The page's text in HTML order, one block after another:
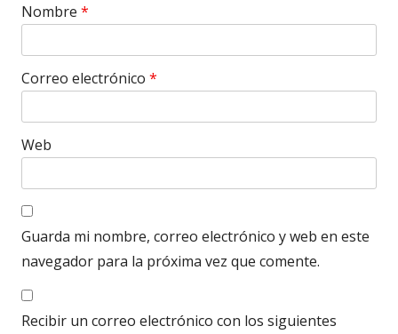
Nombre *
Correo electrónico *
Web
Guarda mi nombre, correo electrónico y web en este
navegador para la próxima vez que comente.
Recibir un correo electrónico con los siguientes